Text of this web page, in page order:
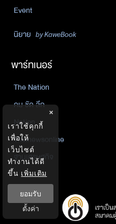
Event
นิยาย by KaweBook
พาร์ทเนอร์
The Nation
คม ชัด ลึก
Nation
Thainewsonline
ฐานเศรษฐกิจ
×
เราใช้คุกกี้
เพื่อให้
เว็บไซต์
ทำงานได้ดี
ขึ้น เพิ่มเติม
ยอมรับ
ตั้งค่า